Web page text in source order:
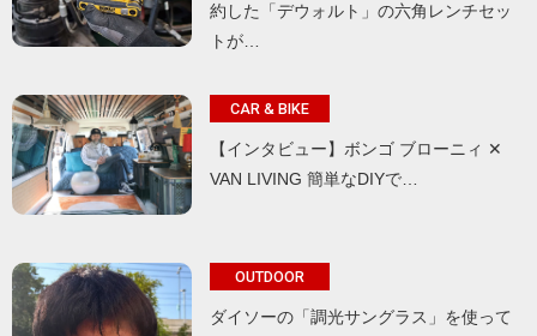
約した「デウォルト」の六角レンチセッ
トが…
CAR & BIKE
【インタビュー】ボンゴ ブローニィ ✕
VAN LIVING 簡単なDIYで…
OUTDOOR
ダイソーの「調光サングラス」を使って